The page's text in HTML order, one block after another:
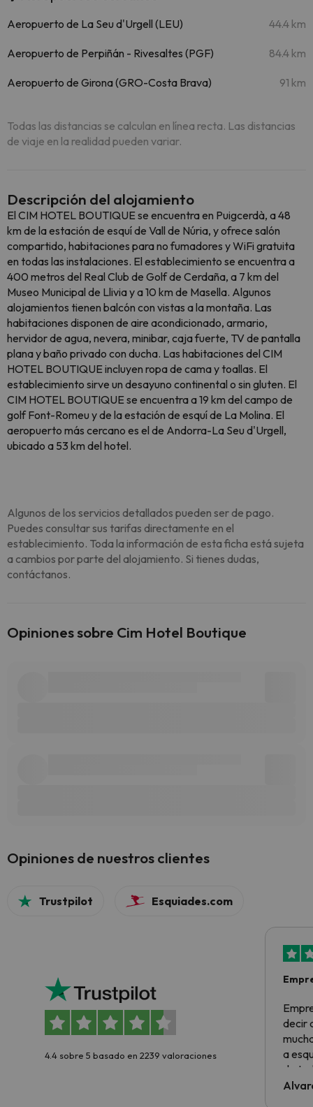
Aeropuerto de La Seu d'Urgell (LEU) 44.4 km
Aeropuerto de Perpiñán - Rivesaltes (PGF) 84.4 km
Aeropuerto de Girona (GRO-Costa Brava) 91 km
Todas las distancias se calculan en línea recta. Las distancias
de viaje en la realidad pueden variar.
Descripción del alojamiento
El CIM HOTEL BOUTIQUE se encuentra en Puigcerdà, a 48
km de la estación de esquí de Vall de Núria, y ofrece salón
compartido, habitaciones para no fumadores y WiFi gratuita
en todas las instalaciones. El establecimiento se encuentra a
400 metros del Real Club de Golf de Cerdaña, a 7 km del
Museo Municipal de Llivia y a 10 km de Masella. Algunos
alojamientos tienen balcón con vistas a la montaña. Las
habitaciones disponen de aire acondicionado, armario,
hervidor de agua, nevera, minibar, caja fuerte, TV de pantalla
plana y baño privado con ducha. Las habitaciones del CIM
HOTEL BOUTIQUE incluyen ropa de cama y toallas. El
establecimiento sirve un desayuno continental o sin gluten. El
CIM HOTEL BOUTIQUE se encuentra a 19 km del campo de
golf Font-Romeu y de la estación de esquí de La Molina. El
aeropuerto más cercano es el de Andorra-La Seu d'Urgell,
ubicado a 53 km del hotel.
Algunos de los servicios detallados pueden ser de pago.
Puedes consultar sus tarifas directamente en el
establecimiento. Toda la información de esta ficha está sujeta
a cambios por parte del alojamiento. Si tienes dudas,
contáctanos.
Opiniones sobre Cim Hotel Boutique
Opiniones de nuestros clientes
Trustpilot Esquiades.com
4.4 sobre 5 basado en 2239 valoraciones
decir
a
de
al